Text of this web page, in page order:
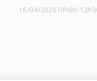
16/04/202610h00-